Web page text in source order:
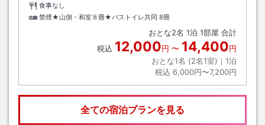
食事なし
禁煙★山側・和室８畳★バストイレ共同 8畳
おとな2名 1泊 1部屋 合計
税込 12,000円 〜 14,400円
おとな1名 (2名1室)｜ 1泊
税込 6,000円〜7,200円
全ての宿泊プランを見る